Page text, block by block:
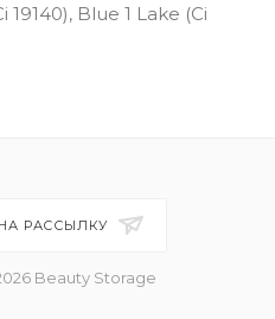
19140), Blue 1 Lake (Ci
РАССЫЛКУ
Beauty Storage